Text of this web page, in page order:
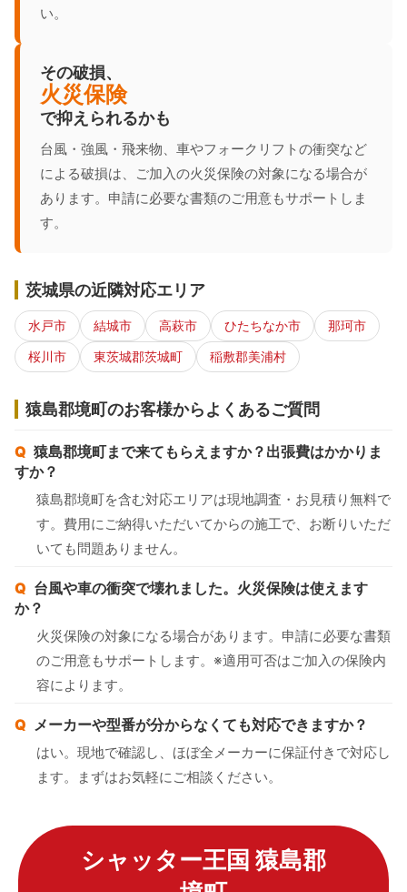
い。
その破損、
火災保険
で抑えられるかも
台風・強風・飛来物、車やフォークリフトの衝突など
による破損は、ご加入の火災保険の対象になる場合が
あります。申請に必要な書類のご用意もサポートしま
す。
茨城県の近隣対応エリア
水戸市 結城市 高萩市 ひたちなか市
那珂市
桜川市
東茨城郡茨城町 稲敷郡美浦村
猿島郡境町のお客様からよくあるご質問
猿島郡境町まで来てもらえますか？出張費はかかりま
すか？
猿島郡境町を含む対応エリアは現地調査・お見積り無料で
す。費用にご納得いただいてからの施工で、お断りいただ
いても問題ありません。
台風や車の衝突で壊れました。火災保険は使えます
か？
火災保険の対象になる場合があります。申請に必要な書類
のご用意もサポートします。※適用可否はご加入の保険内
容によります。
メーカーや型番が分からなくても対応できますか？
はい。現地で確認し、ほぼ全メーカーに保証付きで対応し
ます。まずはお気軽にご相談ください。
シャッター王国 猿島郡